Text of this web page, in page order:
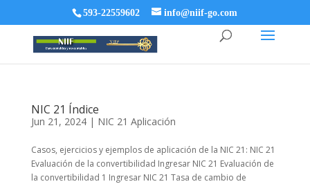
593-22559602 info@niif-go.com
NIC 21 Índice
Jun 21, 2024| NIC 21 Aplicación
Casos, ejercicios y ejemplos de aplicación de la NIC 21: NIC 21
Evaluación de la convertibilidad Ingresar NIC 21 Evaluación de
la convertibilidad 1 Ingresar NIC 21 Tasa de cambio de